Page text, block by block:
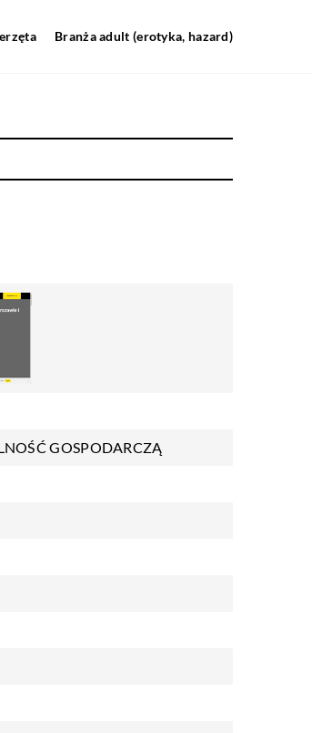
Branża adult (erotyka, hazard)
GOSPODARCZĄ